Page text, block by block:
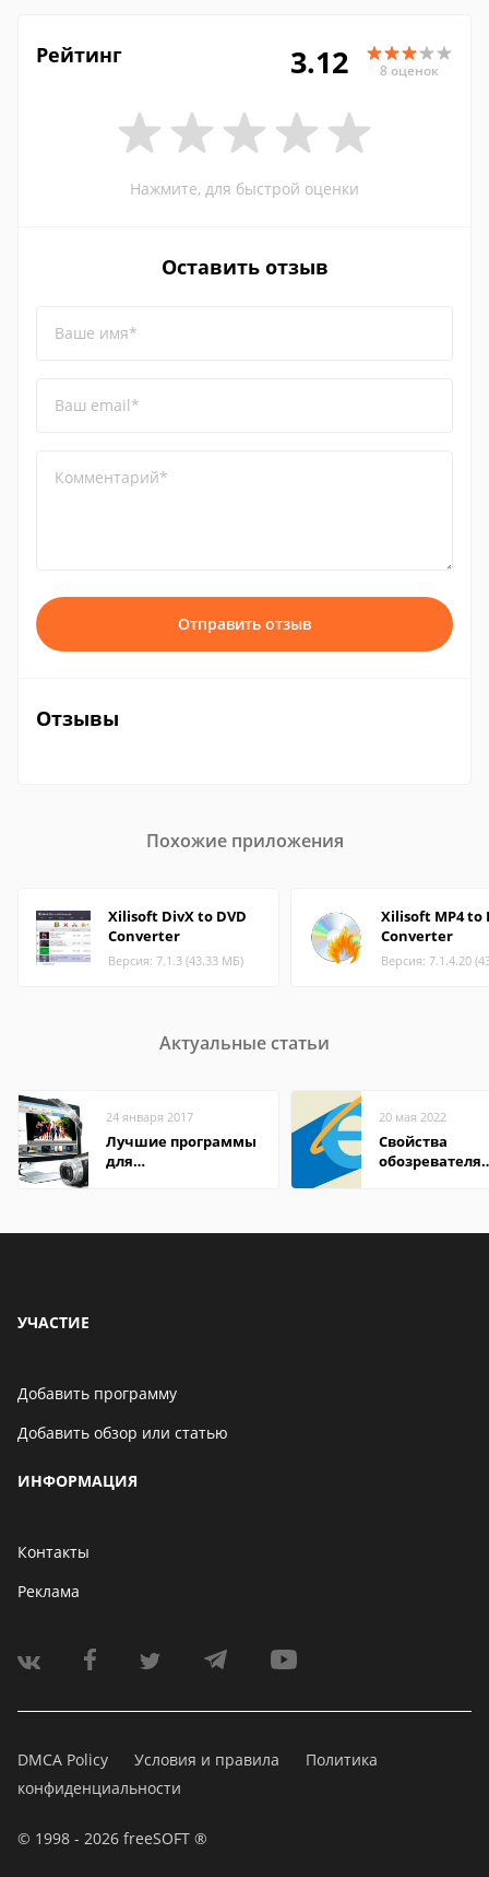
Рейтинг 3.12 8 оценок
Нажмите, для быстрой оценки
Оставить отзыв
Ваше имя*
Ваш email*
Комментарий*
Отправить отзыв
Отзывы
Похожие приложения
Xilisoft DivX to DVD
Converter
Версия: 7.1.3 (43.33 МБ)
Xilisoft MP4 to
Converter
Версия: 7.1.4.20
Актуальные статьи
24 января 2017
Лучшие программы
для
20 мая 2022
Свойства
обозревателя
УЧАСТИЕ
Добавить программу
Добавить обзор или статью
ИНФОРМАЦИЯ
Контакты
Реклама
DMCA Policy Условия и правила
Политика
конфиденциальности
© 1998 - 2026 freeSOFT ®